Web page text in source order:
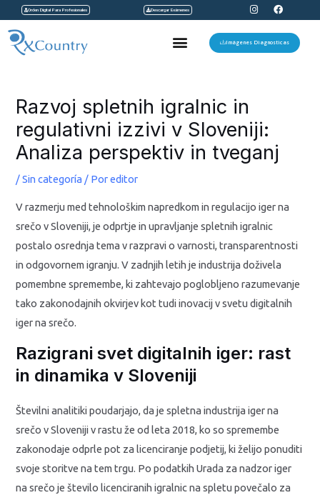
contenido
Orden Digital Para Profesionales Descargar Exámenes
I
n
s
t
a
F
a
c
e
b
Menu Imágenes Diagnosticas
Razvoj spletnih igralnic in
regulativni izzivi v Sloveniji:
Analiza perspektiv in tveganj
/Sin categoría / Poreditor
V razmerju med tehnološkim napredkom in regulacijo iger na
srečo v Sloveniji, je odprtje in upravljanje spletnih igralnic
postalo osrednja tema v razpravi o varnosti, transparentnosti
in odgovornem igranju. V zadnjih letih je industrija doživela
pomembne spremembe, ki zahtevajo poglobljeno razumevanje
tako zakonodajnih okvirjev kot tudi inovacij v svetu digitalnih
iger na srečo.
Razigrani svet digitalnih iger: rast
in dinamika v Sloveniji
Številni analitiki poudarjajo, da je spletna industrija iger na
srečo v Sloveniji v rastu že od leta 2018, ko so spremembe
zakonodaje odprle pot za licenciranje podjetij, ki želijo ponuditi
svoje storitve na tem trgu. Po podatkih Urada za nadzor iger
na srečo je število licenciranih igralnic na spletu povečalo za
entradas